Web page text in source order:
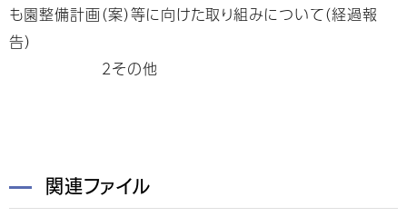
も園整備計画（案）等に向けた取り組みについて（経過報
告）
２その他
関連ファイル